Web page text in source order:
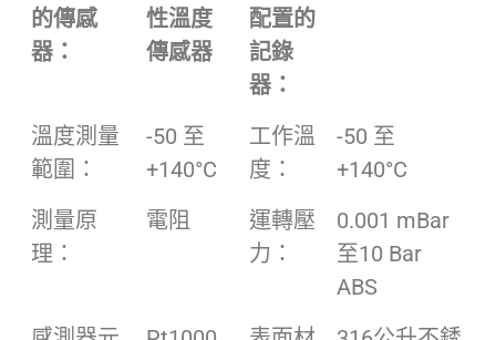
的傳感
器：
性溫度
傳感器
配置的
記錄
器：
溫度測量
範圍：
-50 至
+140°C
工作溫
度：
-50 至
+140°C
測量原
理：
電阻
運轉壓
力：
0.001 mBar
至10 Bar
ABS